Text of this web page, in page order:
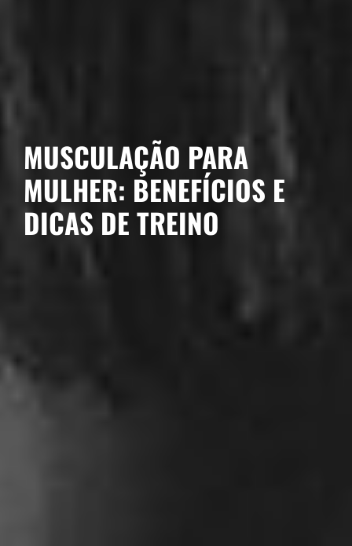
MUSCULAÇÃO PARA
MULHER: BENEFÍCIOS E
DICAS DE TREINO